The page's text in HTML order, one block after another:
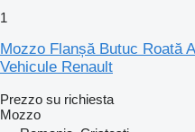
1
Mozzo Flanșă Butuc Roată
Vehicule Renault
Prezzo su richiesta
Mozzo